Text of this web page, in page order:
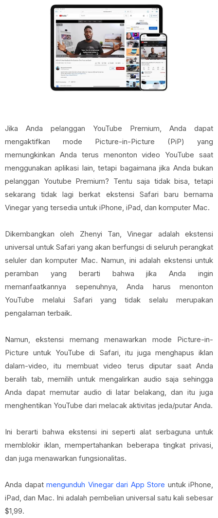
Jika Anda pelanggan YouTube Premium, Anda dapat
mengaktifkan mode Picture-in-Picture (PiP) yang
memungkinkan Anda terus menonton video YouTube saat
menggunakan aplikasi lain, tetapi bagaimana jika Anda bukan
pelanggan Youtube Premium? Tentu saja tidak bisa, tetapi
sekarang tidak lagi berkat ekstensi Safari baru bernama
Vinegar yang tersedia untuk iPhone, iPad, dan komputer Mac.
Dikembangkan oleh Zhenyi Tan, Vinegar adalah ekstensi
universal untuk Safari yang akan berfungsi di seluruh perangkat
seluler dan komputer Mac. Namun, ini adalah ekstensi untuk
peramban yang berarti bahwa jika Anda ingin
memanfaatkannya sepenuhnya, Anda harus menonton
YouTube melalui Safari yang tidak selalu merupakan
pengalaman terbaik.
Namun, ekstensi memang menawarkan mode Picture-in-
Picture untuk YouTube di Safari, itu juga menghapus iklan
dalam-video, itu membuat video terus diputar saat Anda
beralih tab, memilih untuk mengalirkan audio saja sehingga
Anda dapat memutar audio di latar belakang, dan itu juga
menghentikan YouTube dari melacak aktivitas jeda/putar Anda.
Ini berarti bahwa ekstensi ini seperti alat serbaguna untuk
memblokir iklan, mempertahankan beberapa tingkat privasi,
dan juga menawarkan fungsionalitas.
Anda dapat mengunduh Vinegar dari App Store untuk iPhone,
iPad, dan Mac. Ini adalah pembelian universal satu kali sebesar
$1,99.